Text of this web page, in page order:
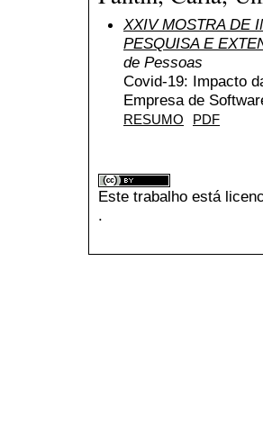
XXIV MOSTRA DE
PESQUISA E
de Pessoas
Covid-19: Impacto
Empresa de
RESUMO PDF
Este trabalho está
.